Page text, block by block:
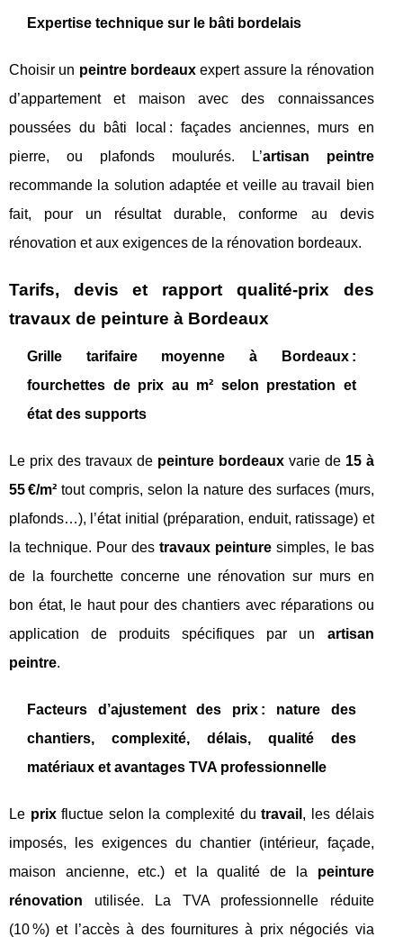
Expertise technique sur le bâti bordelais
Choisir un peintre bordeaux expert assure la rénovation
d’appartement et maison avec des connaissances
poussées du bâti local : façades anciennes, murs en
pierre, ou plafonds moulurés. L’artisan peintre
recommande la solution adaptée et veille au travail bien
fait, pour un résultat durable, conforme au devis
rénovation et aux exigences de la rénovation bordeaux.
Tarifs, devis et rapport qualité-prix des
travaux de peinture à Bordeaux
Grille tarifaire moyenne à Bordeaux :
fourchettes de prix au m² selon prestation et
état des supports
Le prix des travaux de peinture bordeauxvarie de 15 à
55 €/m² tout compris, selon la nature des surfaces (murs,
plafonds…), l’état initial (préparation, enduit, ratissage) et
la technique. Pour destravaux peinture simples, le bas
de la fourchette concerne une rénovation sur murs en
bon état, le haut pour des chantiers avec réparations ou
application de produits spécifiques par un artisan
peintre.
Facteurs d’ajustement des prix : nature des
chantiers, complexité, délais, qualité des
matériaux et avantages TVA professionnelle
Le prixfluctue selon la complexité dutravail , les délais
imposés, les exigences du chantier (intérieur, façade,
maison ancienne, etc.) et la qualité de la peinture
rénovation utilisée. La TVA professionnelle réduite
(10 %) et l’accès à des fournitures à prix négociés via